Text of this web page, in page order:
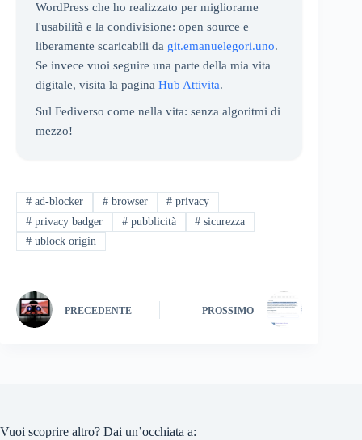
WordPress che ho realizzato per migliorarne
l'usabilità e la condivisione: open source e
liberamente scaricabili da git.emanuelegori.uno.
Se invece vuoi seguire una parte della mia vita
digitale, visita la pagina Hub Attivita.
Sul Fediverso come nella vita: senza algoritmi di
mezzo!
#ad-blocker #browser # privacy
#privacy badger #pubblicità # sicurezza
#ublock origin
PRECEDENTE PROSSIMO
Vuoi scoprire altro? Dai un’occhiata a: